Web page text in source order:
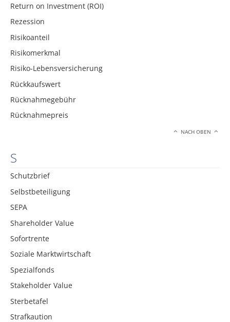
Return on Investment (ROI)
Rezession
Risikoanteil
Risikomerkmal
Risiko-Lebensversicherung
Rückkaufswert
Rücknahmegebühr
Rücknahmepreis
NACH OBEN
S
Schutzbrief
Selbstbeteiligung
SEPA
Shareholder Value
Sofortrente
Soziale Marktwirtschaft
Spezialfonds
Stakeholder Value
Sterbetafel
Strafkaution